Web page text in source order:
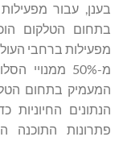
בענן, עבור
הנתונים
פתרונות התוכנה